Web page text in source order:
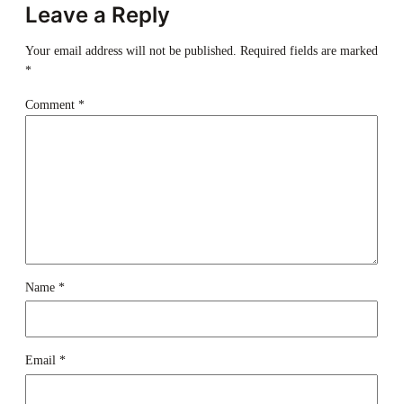
Leave a Reply
Your email address will not be published.
Required fields are marked
*
Comment *
Name *
Email *